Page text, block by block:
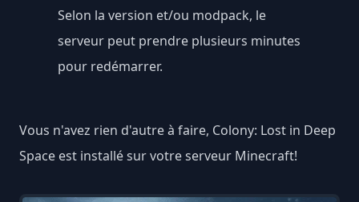
Selon la version et/ou modpack, le
serveur peut prendre plusieurs minutes
pour redémarrer.
Vous n'avez rien d'autre à faire, Colony: Lost in Deep
Space est installé sur votre serveur Minecraft!